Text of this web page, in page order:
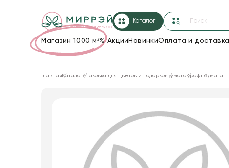
Каталог
Магазин 1000 м²%Акции НовинкиОплата и доставка
Декор для дома
Главная КаталогУпаковка для цветов и подарковБумага Крафт бумага